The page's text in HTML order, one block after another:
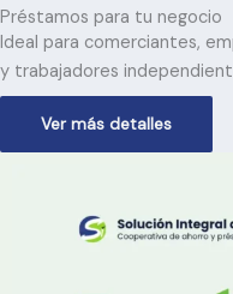
Préstamos para tu negocio
Ideal para comerciantes, e
y trabajadores
Ver más detalles